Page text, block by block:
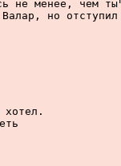
не менее, чем
но отступил